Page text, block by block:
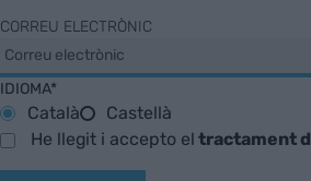
CORREU ELECTRÒNIC
IDIOMA*
Català
Castellà
He llegit i accepto eltractament